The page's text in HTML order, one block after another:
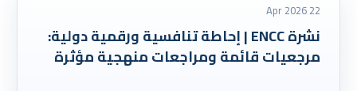
22 Apr 2026
نشرة ENCC | إحاطة تنافسية ورقمية دولية:
مرجعيات قائمة ومراجعات منهجية مؤثرة